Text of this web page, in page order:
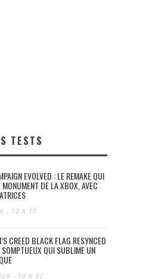
TESTS
EVOLVED : LE REMAKE QUI
DE LA XBOX, AVEC
- 10 h 17
CREED BLACK FLAG RESYNCED
SOMPTUEUX QUI SUBLIME UN
- 10 h 37